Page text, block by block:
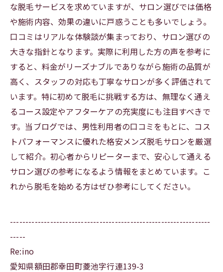
な脱毛サービスを求めていますが、サロン選びでは価格
や施術内容、効果の違いに戸惑うことも多いでしょう。
口コミはリアルな体験談が集まっており、サロン選びの
大きな指針となります。実際に利用した方の声を参考に
すると、料金がリーズナブルでありながら施術の品質が
高く、スタッフの対応も丁寧なサロンが多く評価されて
います。特に初めて脱毛に挑戦する方は、無理なく通え
るコース設定やアフターケアの充実度にも注目すべきで
す。当ブログでは、男性利用者の口コミをもとに、コス
トパフォーマンスに優れた格安メンズ脱毛サロンを厳選
して紹介。初心者からリピーターまで、安心して通える
サロン選びの参考になるよう情報をまとめています。こ
れから脱毛を始める方はぜひ参考にしてください。
-----------------------------------------------------------------
-----
Re:ino
愛知県額田郡幸田町菱池字行連139-3